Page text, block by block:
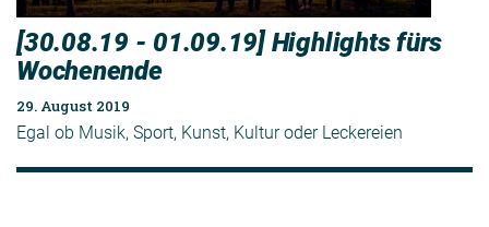
[30.08.19 - 01.09.19] Highlights fürs
Wochenende
29. August 2019
Egal ob Musik, Sport, Kunst, Kultur oder Leckereien